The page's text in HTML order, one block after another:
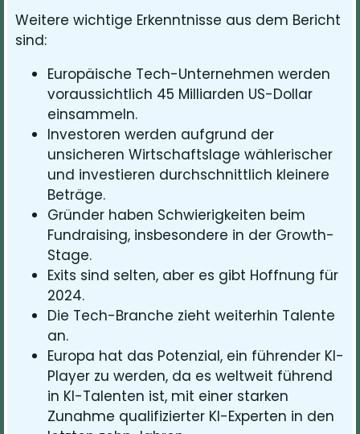
Weitere wichtige Erkenntnisse aus dem Bericht
sind:
Europäische Tech-Unternehmen werden
voraussichtlich 45 Milliarden US-Dollar
einsammeln.
Investoren werden aufgrund der
unsicheren Wirtschaftslage wählerischer
und investieren durchschnittlich kleinere
Beträge.
Gründer haben Schwierigkeiten beim
Fundraising, insbesondere in der Growth-
Stage.
Exits sind selten, aber es gibt Hoffnung für
2024.
Die Tech-Branche zieht weiterhin Talente
an.
Europa hat das Potenzial, ein führender KI-
Player zu werden, da es weltweit führend
in KI-Talenten ist, mit einer starken
Zunahme qualifizierter KI-Experten in den